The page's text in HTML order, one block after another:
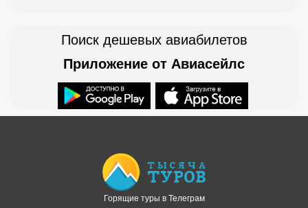
Поиск дешевых авиабилетов
Приложение от Авиасейлс
Горящие туры в Телеграм